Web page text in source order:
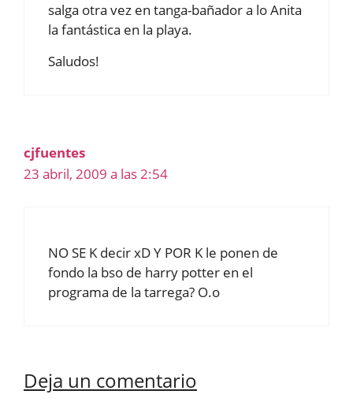
salga otra vez en tanga-bañador a lo Anita
la fantástica en la playa.
Saludos!
cjfuentes
23 abril, 2009 a las 2:54
NO SE K decir xD Y POR K le ponen de
fondo la bso de harry potter en el
programa de la tarrega? O.o
Deja un comentario